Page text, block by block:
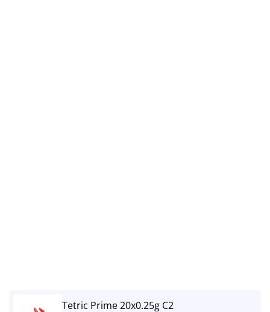
Tetric Prime 20x0.25g C2